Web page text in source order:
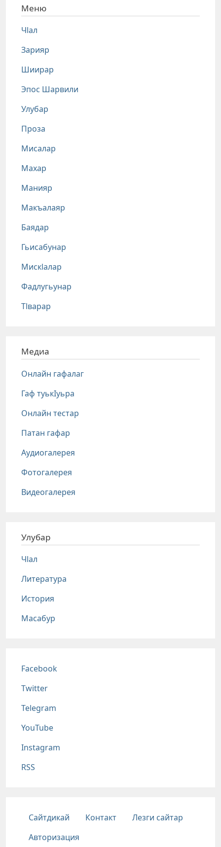
Меню
Чlал
Зарияр
Шиирар
Эпос Шарвили
Улубар
Проза
Мисалар
Махар
Манияр
Макъалаяр
Баядар
Гьисабунар
Мискlалар
Фадлугьунар
Тlварар
Медиа
Онлайн гафалаг
Гаф туькIуьра
Онлайн тестар
Патан гафар
Аудиогалерея
Фотогалерея
Видеогалерея
Улубар
Чlал
Литература
История
Масабур
Соц сети
Facebook
Twitter
Telegram
YouTube
Instagram
RSS
Подвал
Сайтдикай Контакт
Лезги сайтар
Авторизация